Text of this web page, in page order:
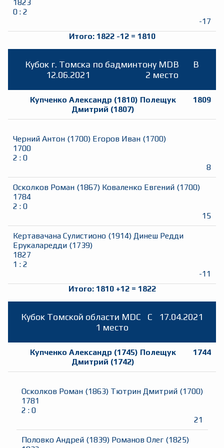
1823
0 : 2
-17
Итого: 1822 -12= 1810
Кубок г. Томска по бадминтону MDB
B
12.06.2021
2 место
Купченко Александр (1810) Полещук
Дмитрий (1807)
1809
Черний Антон (1700) Егоров Иван (1700)
1700
2 : 0
8
Осколков Роман (1867) Коваленко Евгений (1700)
1784
2 : 0
15
Кертавачана Сулистионо (1914) Динеш Редди
Ерукаларедди (1739)
1827
1 : 2
-11
Итого: 1810 +12= 1822
Кубок Томской области MDC C
17.04.2021
1 место
Купченко Александр (1745) Полещук
Дмитрий (1742)
1744
Осколков Роман (1863) Тютрин Дмитрий (1700)
1781
2 : 0
21
Половко Андрей (1839) Романов Олег (1825)